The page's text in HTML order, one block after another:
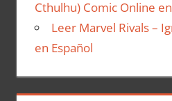
Cthulhu) Comic Online
Leer Marvel Rivals –
en Español